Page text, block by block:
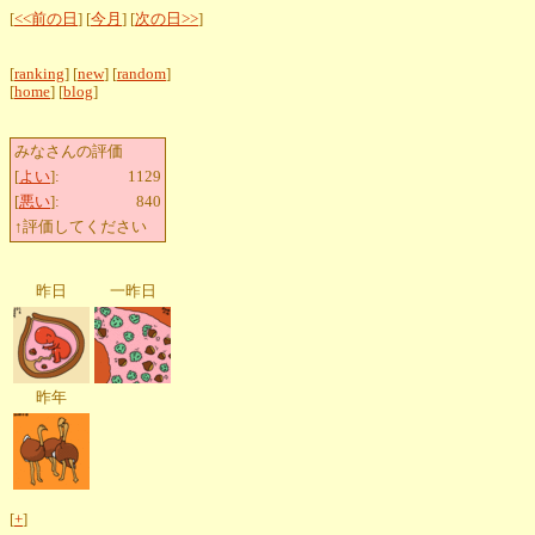
[<<前の日 ] [今月 ] [次の日>>]
[ranking] [new] [random]
[home] [blog]
みなさんの評価
[よい]:
1129
[悪い]:
840
↑評価してください
昨日 一昨日
昨年
[+]